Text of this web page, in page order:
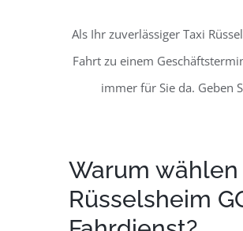
Als Ihr zuverlässiger Taxi
Fahrt zu einem
immer für Sie da. Geben
Warum wählen
Rüsselsheim